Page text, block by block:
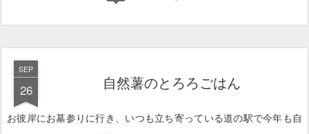
26 自然薯のとろろごはん
お彼岸にお墓参りに行き、いつも立ち寄っている道の駅で今年も自
然薯を購入しました 。